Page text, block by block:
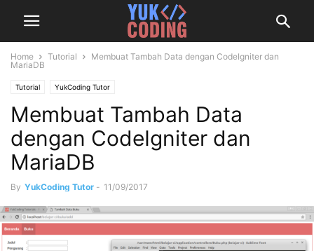
Home Tutorial
Membuat Tambah Data dengan CodeIgniter dan
MariaDB
Tutorial YukCoding Tutor
Membuat Tambah Data
dengan CodeIgniter dan
MariaDB
By YukCoding Tutor - 11/09/2017